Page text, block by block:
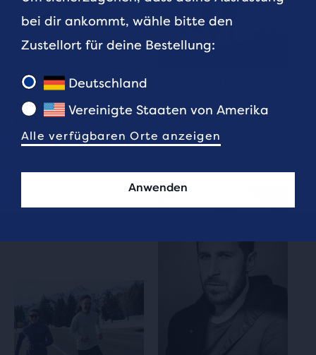
GESCHICHTEN VON
Théo Detienne
schließt sich den
Brooks‑Trailrunnern an
Weltbester Marathons
bei dir ankommt, wähle bitte den
Zustellort für deine Bestellung:
Deutschland
Vereinigte Staaten von Amerika
Alle verfügbaren Orte anzeigen
Anwenden